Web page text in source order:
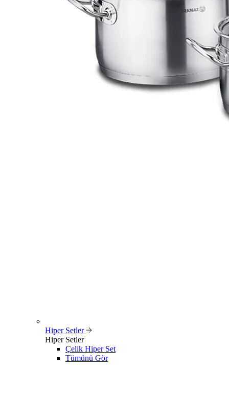
Hiper Setler
Hiper Setler
Çelik Hiper Set
Tümünü Gör